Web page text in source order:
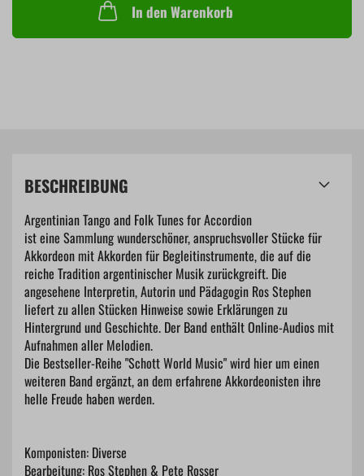
In den Warenkorb
BESCHREIBUNG
Argentinian Tango and Folk Tunes for Accordion
ist eine Sammlung wunderschöner, anspruchsvoller Stücke für
Akkordeon mit Akkorden für Begleitinstrumente, die auf die
reiche Tradition argentinischer Musik zurückgreift. Die
angesehene Interpretin, Autorin und Pädagogin Ros Stephen
liefert zu allen Stücken Hinweise sowie Erklärungen zu
Hintergrund und Geschichte. Der Band enthält Online-Audios mit
Aufnahmen aller Melodien.
Die Bestseller-Reihe "Schott World Music" wird hier um einen
weiteren Band ergänzt, an dem erfahrene Akkordeonisten ihre
helle Freude haben werden.
Komponisten: Diverse
Bearbeitung: Ros Stephen & Pete Rosser